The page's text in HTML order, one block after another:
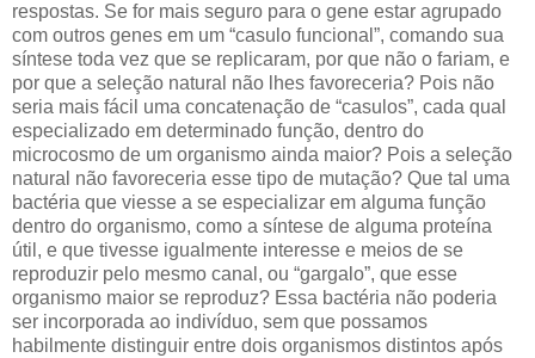
respostas. Se for mais seguro para o gene estar agrupado
com outros genes em um “casulo funcional”, comando sua
síntese toda vez que se replicaram, por que não o fariam, e
por que a seleção natural não lhes favoreceria? Pois não
seria mais fácil uma concatenação de “casulos”, cada qual
especializado em determinado função, dentro do
microcosmo de um organismo ainda maior? Pois a seleção
natural não favoreceria esse tipo de mutação? Que tal uma
bactéria que viesse a se especializar em alguma função
dentro do organismo, como a síntese de alguma proteína
útil, e que tivesse igualmente interesse e meios de se
reproduzir pelo mesmo canal, ou “gargalo”, que esse
organismo maior se reproduz? Essa bactéria não poderia
ser incorporada ao indivíduo, sem que possamos
habilmente distinguir entre dois organismos distintos após